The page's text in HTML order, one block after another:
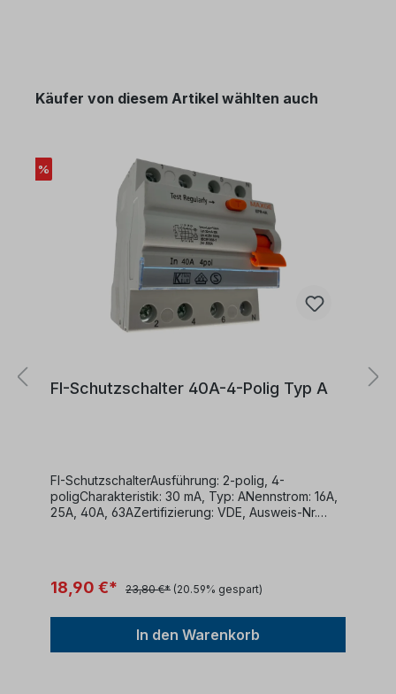
Käufer von diesem Artikel wählten auch
%
FI-Schutzschalter 40A-4-Polig Typ A
FI-SchutzschalterAusführung: 2-polig, 4-
poligCharakteristik: 30 mA, Typ: ANennstrom: 16A,
25A, 40A, 63AZertifizierung: VDE, Ausweis-Nr.
1:1994+A11:1998
18,90 €* 23,80 €* (20.59% gespart)
In den Warenkorb